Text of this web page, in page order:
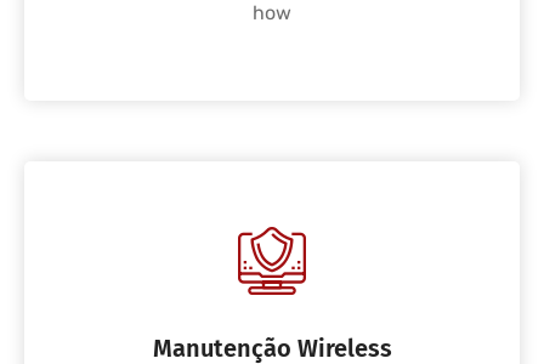
how
Manutenção Wireless